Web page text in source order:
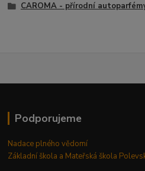
CAROMA - přírodní
Podporujeme
Nadace plného vědomí
Základní škola a Mateřská škola